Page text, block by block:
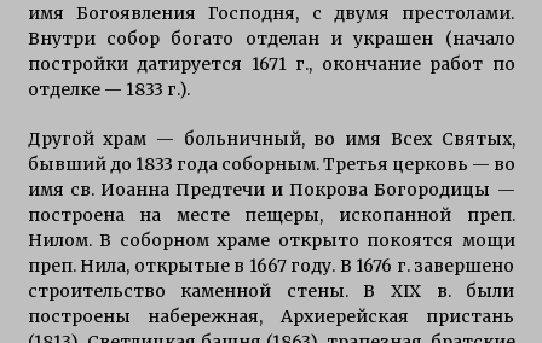
имя Богоявления Господня, с двумя престолами.
Внутри собор богато отделан и украшен (начало
постройки датируется 1671 г., окончание работ по
отделке — 1833 г.).
Другой храм — больничный, во имя Всех Святых,
бывший до 1833 года соборным. Третья церковь — во
имя св. Иоанна Предтечи и Покрова Богородицы —
построена на месте пещеры, ископанной преп.
Нилом. В соборном храме открыто покоятся мощи
преп. Нила, открытые в 1667 году. В 1676 г. завершено
строительство каменной стены. В ХIХ в. были
построены набережная, Архиерейская пристань